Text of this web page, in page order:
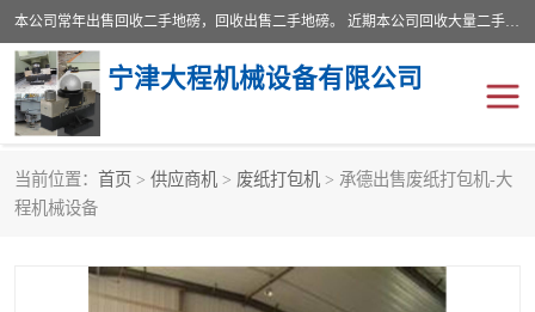
本公司常年出售回收二手地磅，回收出售二手地磅。 近期本公司回收大量二手地磅，型号齐全，宽度从2米到3.5米，长度5米到25米，承重吨位从10到200吨，成色7—9成新。 ? 使用年限6个月至2年，产品来源于个人闲置品，工矿企业停用品，因小换大而来。 精准度和新的一样， 二手地磅是内行人的选择，打个电话就省钱朋友您好等什么
宁津大程机械设备有限公司
当前位置： 首页 > 供应商机 > 废纸打包机 > 承德出售废纸打包机-大
程机械设备
地磅
地磅传感器 废纸打包机